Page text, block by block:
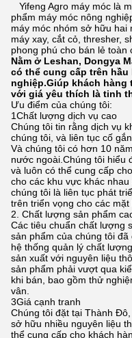
Yifeng Agro máy móc là
phẩm máy móc nông
máy móc nhóm sở hữu hai
máy xay, cắt cỏ, thresher,
phong phú cho bán lẻ toàn
Nằm ở Leshan, Dongya
có thể cung cấp trên
nghiệp.Giúp khách hàng
với giá yêu thích là tinh
Ưu điểm của chúng tôi:
1Chất lượng dịch vụ cao
Chúng tôi tin rằng dịch vụ
chúng tôi, và liên tục cố
Và chúng tôi có hơn 10
nước ngoài.Chúng tôi hiểu
và luôn có thể cung cấp
cho các khu vực khác
chúng tôi là liên tục phát
trên triển vọng cho các mặt
2. Chất lượng sản phẩm
Các tiêu chuẩn chất lượng
sản phẩm của chúng tôi
hệ thống quản lý chất
sản xuất với nguyên liệu
sản phẩm phải vượt qua
khi bán, bao gồm thử
vân.
3Giá cạnh tranh
Chúng tôi đặt tại Thành
sở hữu nhiều nguyên liệu
thể cung cấp cho khách